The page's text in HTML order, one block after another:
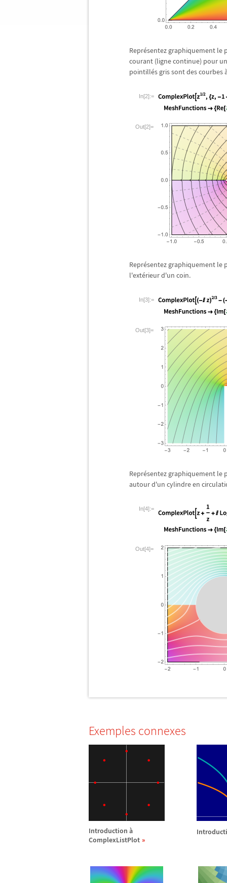
Représentez graphiquement le
courant (ligne continue) pour
pointillés gris sont des courbes
In[2]:=
Out[2]=
Représentez graphiquement le
l'extérieur d'un coin.
In[3]:=
Out[3]=
Représentez graphiquement le
autour d'un cylindre en
In[4]:=
Out[4]=
Exemples connexes
Introduction à
ComplexListPlot